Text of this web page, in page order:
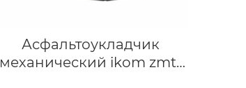
Асфальтоукладчик
механический ikom zmt-